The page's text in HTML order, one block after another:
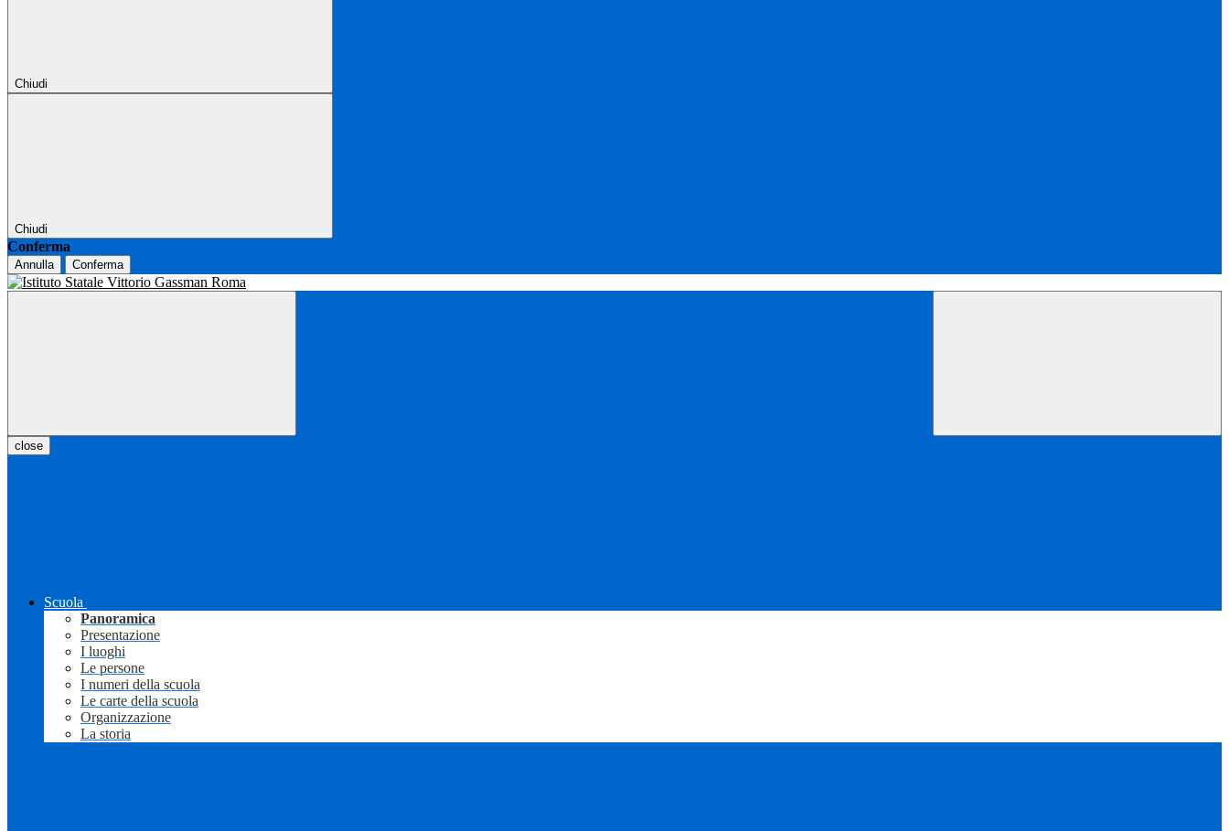
Chiudi
Chiudi
Conferma
Annulla Conferma
close
Scuola
Panoramica
Presentazione
I luoghi
Le persone
I numeri della scuola
Le carte della scuola
Organizzazione
La storia